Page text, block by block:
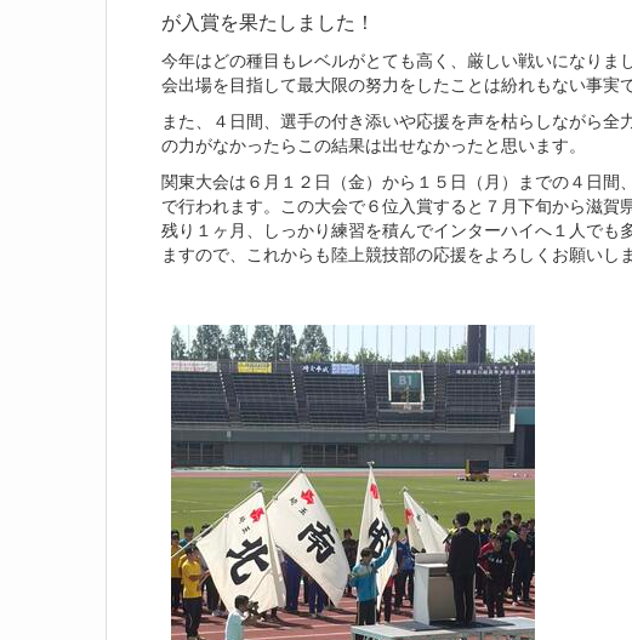
が入賞を果たしました！
今年はどの種目もレベルがとても高く、厳しい戦いになり
会出場を目指して最大限の努力をしたことは紛れもない事実
また、４日間、選手の付き添いや応援を声を枯らしながら
の力がなかったらこの結果は出せなかったと思います。
関東大会は６月１２日（金）から１５日（月）までの４日間
で行われます。この大会で６位入賞すると７月下旬から滋賀
残り１ヶ月、しっかり練習を積んでインターハイへ１人で
ますので、これからも陸上競技部の応援をよろしくお願いし